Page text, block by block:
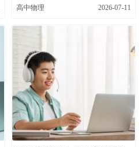
寒春班 百度网盘下载
高中物理 2026-07-11